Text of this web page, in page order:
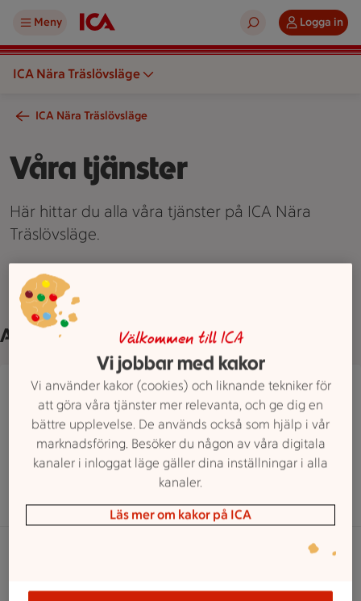
Meny Logga in
ICA Nära Träslövsläge
ICA Nära Träslövsläge
Våra tjänster
Här hittar du alla våra tjänster på ICA Nära
Träslövsläge.
Allmänt om butiken
ICA Nära Träslövsläge
Tångvägen 39, Träslövsläge
ICA Nära Träslövsläge har stängt idag, öppnar
StängtÖppnar imorgon 7
Hitta hit 0340 671188 Mejla butiken
Välkommen till ICA
Vi jobbar med kakor
Vi använder kakor (cookies) och liknande tekniker för
att göra våra tjänster mer relevanta, och ge dig en
bättre upplevelse. De används också som hjälp i vår
marknadsföring. Besöker du någon av våra digitala
kanaler i inloggat läge gäller dina inställningar i alla
kanaler.
Läs mer om kakor på ICA